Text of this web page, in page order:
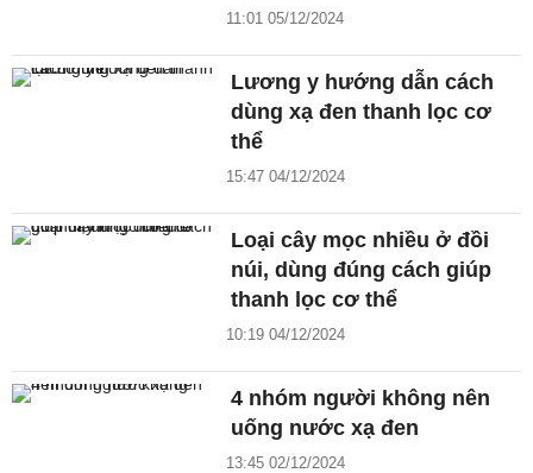
11:01 05/12/2024
Lương y hướng dẫn cách
dùng xạ đen thanh lọc cơ
thể
15:47 04/12/2024
Loại cây mọc nhiều ở đồi
núi, dùng đúng cách giúp
thanh lọc cơ thể
10:19 04/12/2024
4 nhóm người không nên
uống nước xạ đen
13:45 02/12/2024